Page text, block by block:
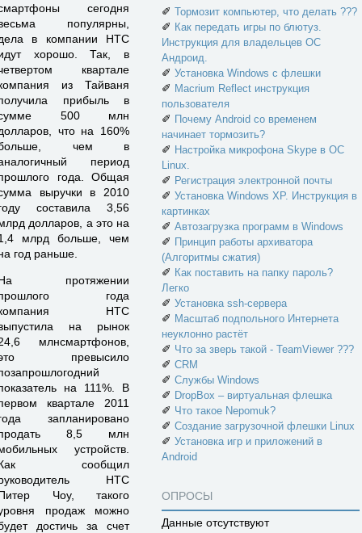
сегодня
популярны,
в компании HTC
хорошо. Так, в
квартале
из Тайваня
прибыль в
500 млн
что на 160%
чем в
период
года. Общая
выручки в 2010
составила 3,56
долларов, а это на
млрд больше, чем
год раньше.
протяжении
года
HTC
на рынок
млнсмартфонов,
превысило
на 111%. В
квартале 2011
запланировано
8,5 млн
устройств.
сообщил
HTC
Чоу, такого
продаж можно
достичь за счет
✐ Тормозит компьютер, что делать ???
✐ Как передать игры по блютуз.
Инструкция для владельцев ОС
Андроид.
✐ Установка Windows с флешки
✐ Macrium Reflect инструкция
пользователя
✐ Почему Android со временем
начинает тормозить?
✐ Настройка микрофона Skype в ОС
Linux.
✐ Регистрация электронной почты
✐ Установка Windows XP. Инструкция в
картинках
✐ Автозагрузка программ в Windows
✐ Принцип работы архиватора
(Алгоритмы сжатия)
✐ Как поставить на папку пароль?
Легко
✐ Установка ssh-сервера
✐ Масштаб подпольного Интернета
неуклонно растёт
✐ Что за зверь такой - TeamViewer ???
✐ CRM
✐ Службы Windows
✐ DropBox – виртуальная флешка
✐ Что такое Nepomuk?
✐ Создание загрузочной флешки Linux
✐ Установка игр и приложений в
Android
ОПРОСЫ
Данные отсутствуют